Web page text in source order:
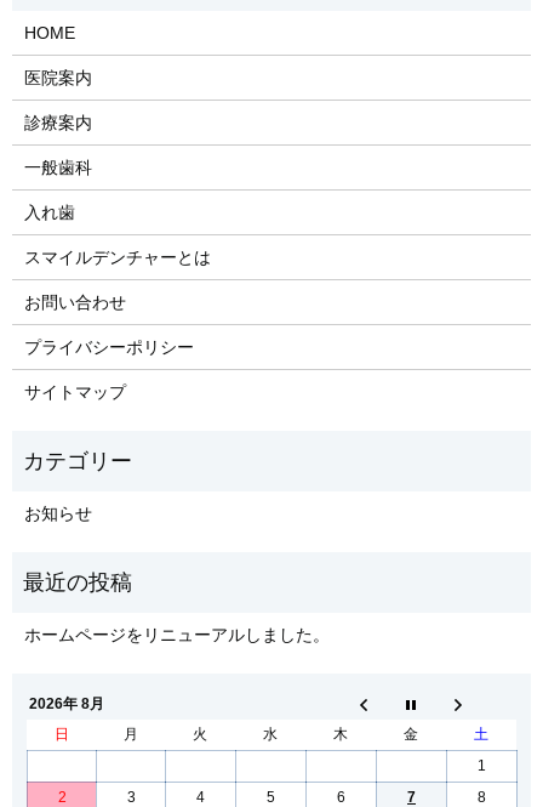
HOME
医院案内
診療案内
一般歯科
入れ歯
​スマイルデンチャーとは
お問い合わせ
プライバシーポリシー
サイトマップ
お知らせ
ホームページをリニューアルしました。
2026年 8月
日
月 火 水 木 金
土
1
2
3 4 5 6 7 8